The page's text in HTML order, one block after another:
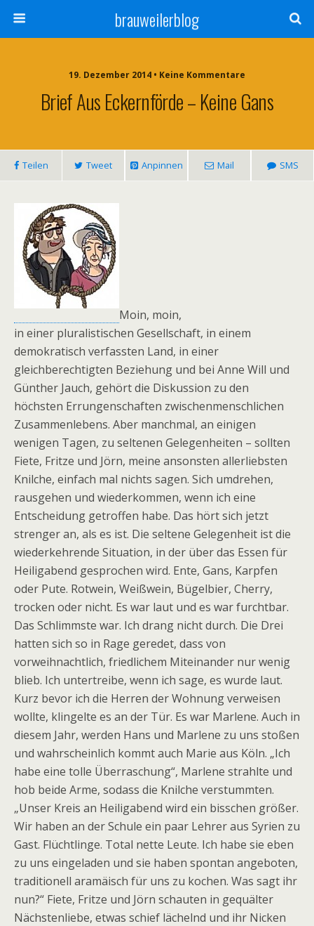
brauweilerblog
19. Dezember 2014 • Keine Kommentare
Brief Aus Eckernförde – Keine Gans
Teilen Tweet Anpinnen Mail SMS
Moin, moin,
in einer pluralistischen Gesellschaft, in einem
demokratisch verfassten Land, in einer
gleichberechtigten Beziehung und bei Anne Will und
Günther Jauch, gehört die Diskussion zu den
höchsten Errungenschaften zwischenmenschlichen
Zusammenlebens. Aber manchmal, an einigen
wenigen Tagen, zu seltenen Gelegenheiten – sollten
Fiete, Fritze und Jörn, meine ansonsten allerliebsten
Knilche, einfach mal nichts sagen. Sich umdrehen,
rausgehen und wiederkommen, wenn ich eine
Entscheidung getroffen habe. Das hört sich jetzt
strenger an, als es ist. Die seltene Gelegenheit ist die
wiederkehrende Situation, in der über das Essen für
Heiligabend gesprochen wird. Ente, Gans, Karpfen
oder Pute. Rotwein, Weißwein, Bügelbier, Cherry,
trocken oder nicht. Es war laut und es war furchtbar.
Das Schlimmste war. Ich drang nicht durch. Die Drei
hatten sich so in Rage geredet, dass von
vorweihnachtlich, friedlichem Miteinander nur wenig
blieb. Ich untertreibe, wenn ich sage, es wurde laut.
Kurz bevor ich die Herren der Wohnung verweisen
wollte, klingelte es an der Tür. Es war Marlene. Auch in
diesem Jahr, werden Hans und Marlene zu uns stoßen
und wahrscheinlich kommt auch Marie aus Köln. „Ich
habe eine tolle Überraschung“, Marlene strahlte und
hob beide Arme, sodass die Knilche verstummten.
„Unser Kreis an Heiligabend wird ein bisschen größer.
Wir haben an der Schule ein paar Lehrer aus Syrien zu
Gast. Flüchtlinge. Total nette Leute. Ich habe sie eben
zu uns eingeladen und sie haben spontan angeboten,
traditionell aramäisch für uns zu kochen. Was sagt ihr
nun?“ Fiete, Fritze und Jörn schauten in gequälter
Nächstenliebe, etwas schief lächelnd und ihr Nicken